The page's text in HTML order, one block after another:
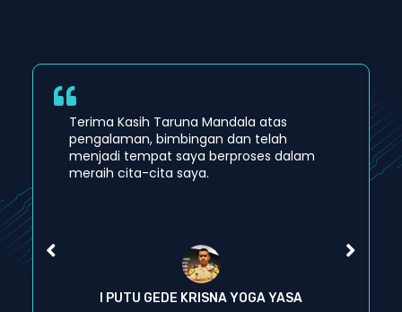
I PUTU GEDE KRISNA YOGA YASA
Terima Kasih Taruna Mandala atas
pengalaman, bimbingan dan telah
menjadi tempat saya berproses dalam
meraih cita-cita saya.